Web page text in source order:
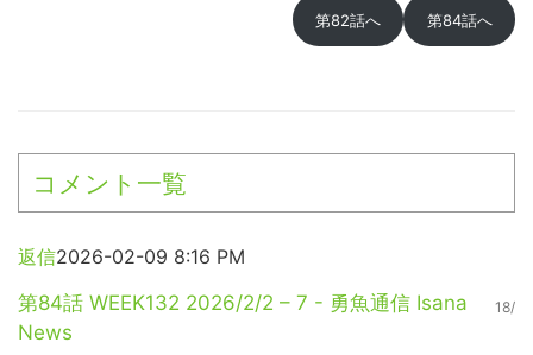
第82話へ 第84話へ
コメント一覧
返信2026-02-09 8:16 PM
第84話 WEEK132 2026/2/2 – 7 - 勇魚通信 Isana
News
18/